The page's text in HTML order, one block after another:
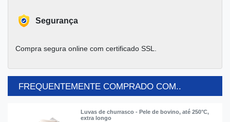
Segurança
Compra segura online com certificado SSL.
FREQUENTEMENTE COMPRADO COM..
Luvas de churrasco - Pele de bovino, até 250°C,
extra longo